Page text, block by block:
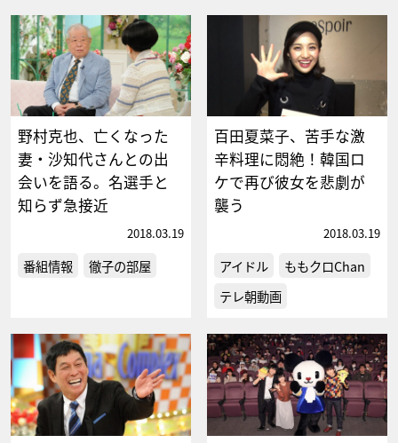
野村克也、亡くなった
妻・沙知代さんとの出
会いを語る。名選手と
知らず急接近
2018.03.19
番組情報 徹子の部屋
百田夏菜子、苦手な激
辛料理に悶絶！韓国ロ
ケで再び彼女を悲劇が
襲う
2018.03.19
アイドル
ももクロChan
テレ朝動画